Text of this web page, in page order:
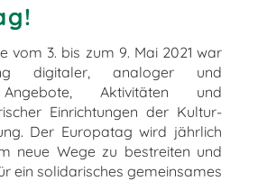
vom 3. bis zum 9. Mai 2021 war
digitaler, analoger und
Aktivitäten und
Einrichtungen der Kultur-
Der Europatag wird jährlich
neue Wege zu bestreiten und
ein solidarisches gemeinsames